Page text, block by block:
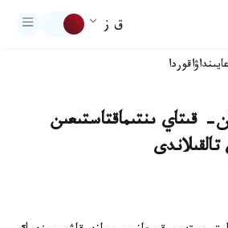
ق ز
اقوردا
قىتاي ىنتىماقتاستىعىن